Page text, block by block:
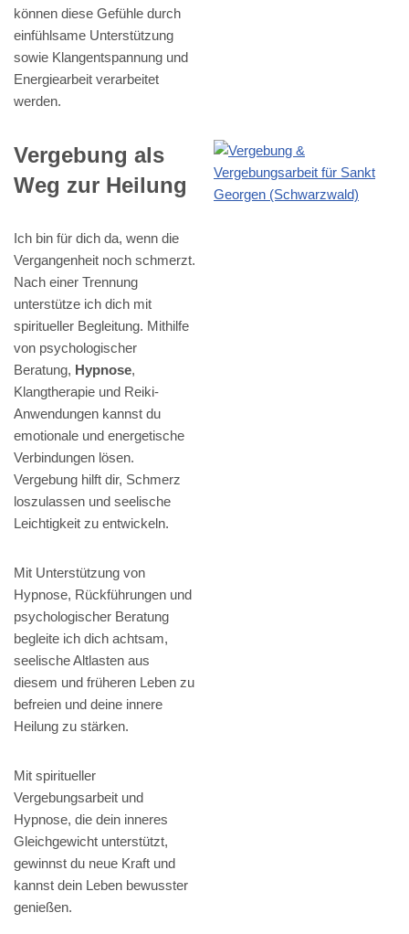
können diese Gefühle durch
einfühlsame Unterstützung
sowie Klangentspannung und
Energiearbeit verarbeitet
werden.
Vergebung als
Weg zur Heilung
Ich bin für dich da, wenn die
Vergangenheit noch schmerzt.
Nach einer Trennung
unterstütze ich dich mit
spiritueller Begleitung. Mithilfe
von psychologischer
Beratung, Hypnose,
Klangtherapie und Reiki-
Anwendungen kannst du
emotionale und energetische
Verbindungen lösen.
Vergebung hilft dir, Schmerz
loszulassen und seelische
Leichtigkeit zu entwickeln.
Mit Unterstützung von
Hypnose, Rückführungen und
psychologischer Beratung
begleite ich dich achtsam,
seelische Altlasten aus
diesem und früheren Leben zu
befreien und deine innere
Heilung zu stärken.
Mit spiritueller
Vergebungsarbeit und
Hypnose, die dein inneres
Gleichgewicht unterstützt,
gewinnst du neue Kraft und
kannst dein Leben bewusster
genießen.